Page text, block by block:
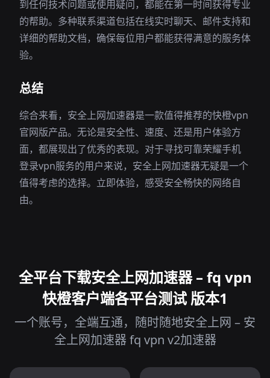
到任何技术问题或使用疑问，都能在第一时间获得专业
的帮助。多种联系渠道包括在线实时聊天、邮件支持和
详细的帮助文档，确保每位用户都能获得满意的服务体
验。
总结
综合来看，安全上网加速器是一款值得推荐的快橙vpn
官网版产品。无论是安全性、速度、还是用户体验方
面，都展现出了优秀的表现。对于寻找可靠荣耀手机
登录vpn服务的用户来说，安全上网加速器无疑是一个
值得考虑的选择。立即体验，感受安全畅快的网络自
由。
全平台下载安全上网加速器 – fq vpn
快橙客户端各平台测试 版本1
一个账号，全端互通，随时随地安全上网 – 安
全上网加速器 fq vpn v2加速器